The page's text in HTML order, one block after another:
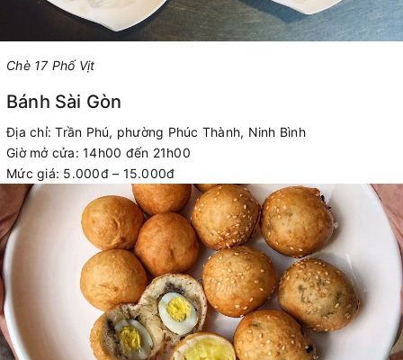
Chè 17 Phố Vịt
Bánh Sài Gòn
Địa chỉ: Trần Phú, phường Phúc Thành, Ninh Bình
Giờ mở cửa: 14h00 đến 21h00
Mức giá: 5.000đ – 15.000đ